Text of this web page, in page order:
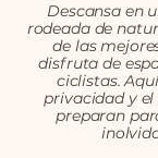
Descansa en
rodeada de
de las
disfruta de
ciclistas.
privacidad y
preparan